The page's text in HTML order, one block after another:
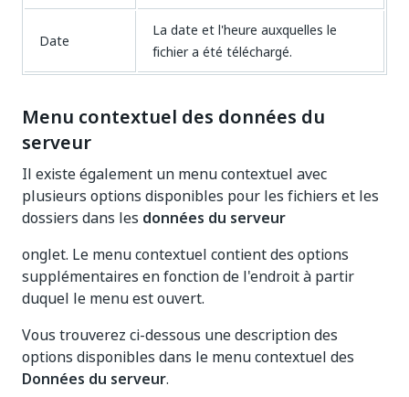
Date
La date et l'heure auxquelles le
fichier a été téléchargé.
Menu contextuel des données du
serveur
Il existe également un menu contextuel avec
plusieurs options disponibles pour les fichiers et les
dossiers dans les données du serveur
onglet. Le menu contextuel contient des options
supplémentaires en fonction de l'endroit à partir
duquel le menu est ouvert.
Vous trouverez ci-dessous une description des
options disponibles dans le menu contextuel des
Données du serveur.